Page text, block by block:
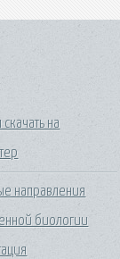
на
направления
биологии